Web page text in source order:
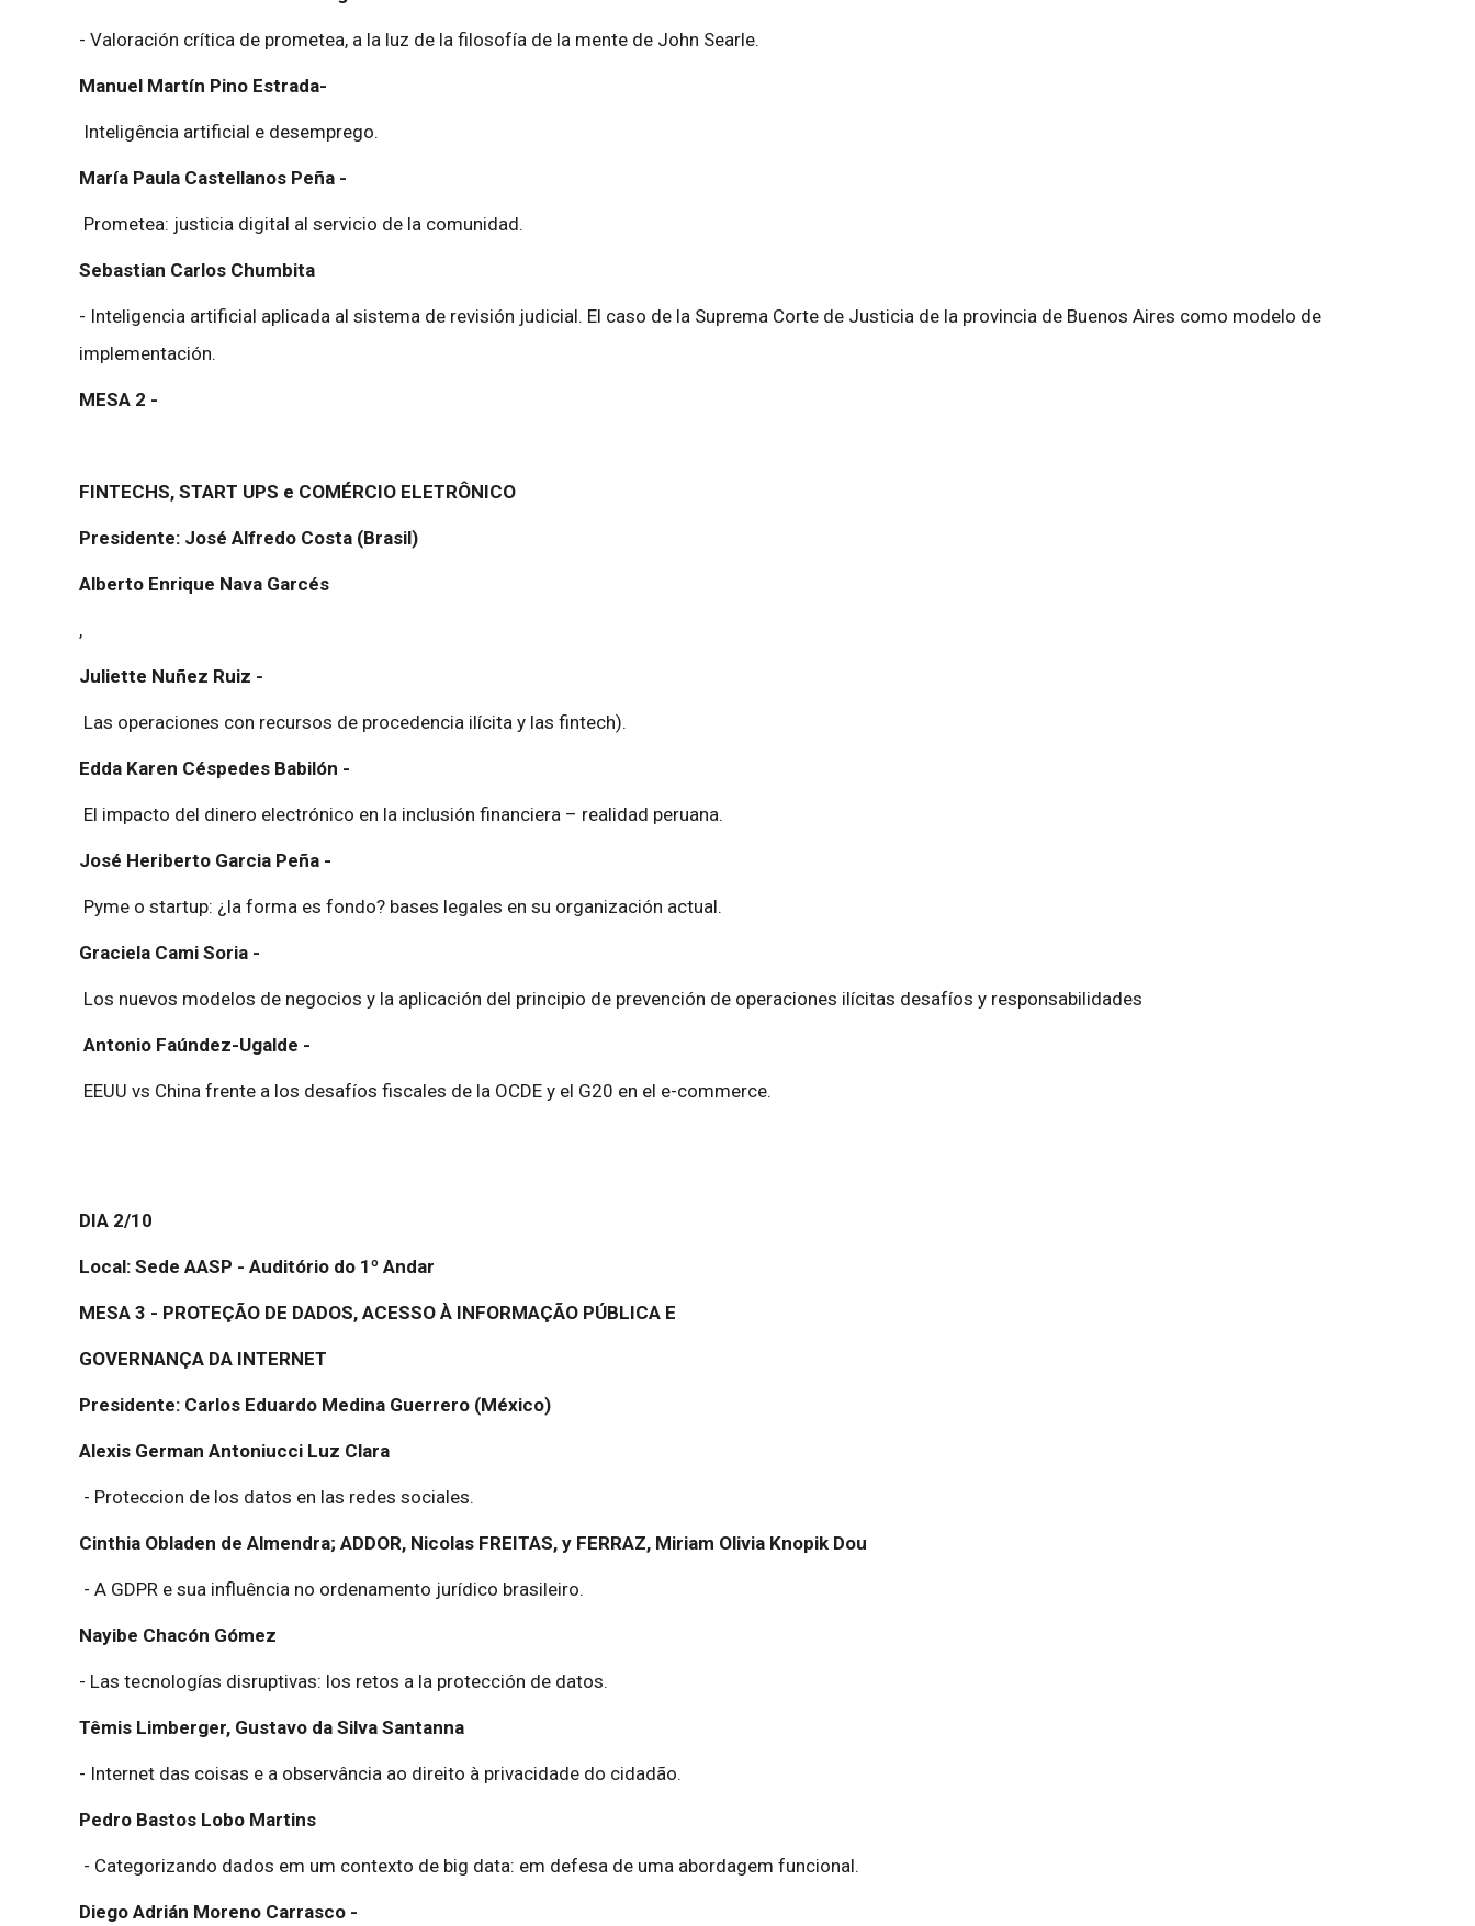
- Valoración crítica de prometea, a la luz de la filosofía de la mente de John Searle.
Manuel Martín Pino Estrada-
Inteligência artificial e desemprego.
María Paula Castellanos Peña -
Prometea: justicia digital al servicio de la comunidad.
Sebastian Carlos Chumbita
- Inteligencia artificial aplicada al sistema de revisión judicial. El caso de la Suprema Corte de Justicia de la provincia de Buenos Aires como modelo de
implementación.
MESA 2 -
FINTECHS, START UPS e COMÉRCIO ELETRÔNICO
Presidente: José Alfredo Costa (Brasil)
Alberto Enrique Nava Garcés
,
Juliette Nuñez Ruiz -
Las operaciones con recursos de procedencia ilícita y las fintech).
Edda Karen Céspedes Babilón -
El impacto del dinero electrónico en la inclusión financiera – realidad peruana.
José Heriberto Garcia Peña -
Pyme o startup: ¿la forma es fondo? bases legales en su organización actual.
Graciela Cami Soria -
Los nuevos modelos de negocios y la aplicación del principio de prevención de operaciones ilícitas desafíos y responsabilidades
Antonio Faúndez-Ugalde -
EEUU vs China frente a los desafíos fiscales de la OCDE y el G20 en el e-commerce.
DIA 2/10
Local: Sede AASP - Auditório do 1º Andar
MESA 3 - PROTEÇÃO DE DADOS, ACESSO À INFORMAÇÃO PÚBLICA E
GOVERNANÇA DA INTERNET
Presidente: Carlos Eduardo Medina Guerrero (México)
Alexis German Antoniucci Luz Clara
- Proteccion de los datos en las redes sociales.
Cinthia Obladen de Almendra; ADDOR, Nicolas FREITAS, y FERRAZ, Miriam Olivia Knopik Dou
- A GDPR e sua influência no ordenamento jurídico brasileiro.
Nayibe Chacón Gómez
- Las tecnologías disruptivas: los retos a la protección de datos.
Têmis Limberger, Gustavo da Silva Santanna
- Internet das coisas e a observância ao direito à privacidade do cidadão.
Pedro Bastos Lobo Martins
- Categorizando dados em um contexto de big data: em defesa de uma abordagem funcional.
Diego Adrián Moreno Carrasco -